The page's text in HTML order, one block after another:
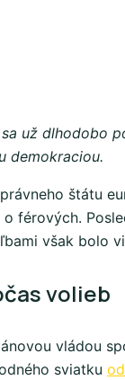
už dlhodobo
demokraciou.
štátu
férových.
však bolo
volieb
vládou
sviatku